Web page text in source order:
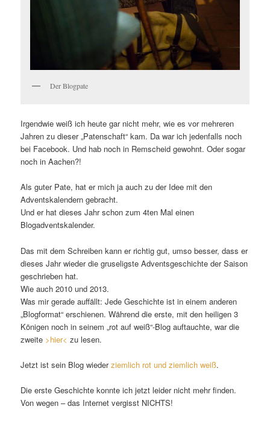
Der Blogpate
Irgendwie weiß ich heute gar nicht mehr, wie es vor mehreren
Jahren zu dieser „Patenschaft“ kam. Da war ich jedenfalls noch
bei Facebook. Und hab noch in Remscheid gewohnt. Oder sogar
noch in Aachen?!
Als guter Pate, hat er mich ja auch zu der Idee mit den
Adventskalendern gebracht.
Und er hat dieses Jahr schon zum 4ten Mal einen
Blogadventskalender.
Das mit dem Schreiben kann er richtig gut, umso besser, dass er
dieses Jahr wieder die gruseligste Adventsgeschichte der Saison
geschrieben hat.
Wie auch 2010 und 2013.
Was mir gerade auffällt: Jede Geschichte ist in einem anderen
„Blogformat“ erschienen. Während die erste, mit den heiligen 3
Königen noch in seinem „rot auf weiß“-Blog auftauchte, war die
zweite >hier< zu lesen.
Jetzt ist sein Blog wiederziemlich rot und ziemlich weiß.
Die erste Geschichte konnte ich jetzt leider nicht mehr finden.
Von wegen – das Internet vergisst NICHTS!